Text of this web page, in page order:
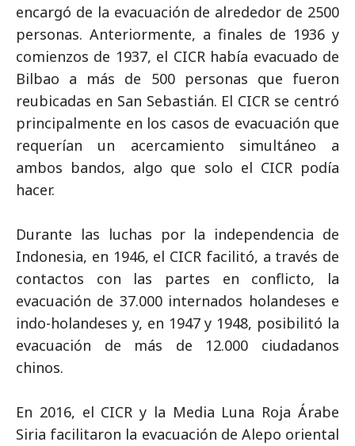
encargó de la evacuación de alrededor de 2500
personas. Anteriormente, a finales de 1936 y
comienzos de 1937, el CICR había evacuado de
Bilbao a más de 500 personas que fueron
reubicadas en San Sebastián. El CICR se centró
principalmente en los casos de evacuación que
requerían un acercamiento simultáneo a
ambos bandos, algo que solo el CICR podía
hacer.
Durante las luchas por la independencia de
Indonesia, en 1946, el CICR facilitó, a través de
contactos con las partes en conflicto, la
evacuación de 37.000 internados holandeses e
indo-holandeses y, en 1947 y 1948, posibilitó la
evacuación de más de 12.000 ciudadanos
chinos.
En 2016, el CICR y la Media Luna Roja Árabe
Siria facilitaron la evacuación de Alepo oriental